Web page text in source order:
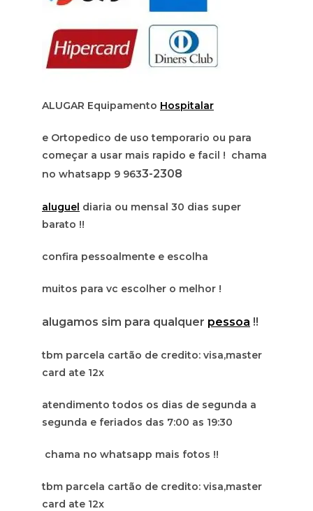
ALUGAR Equipamento Hospitalar
e Ortopedico de uso temporario ou para
começar a usar mais rapido e facil ! chama
no whatsapp 9 9633-2308
aluguel diaria ou mensal 30 dias super
barato !!
confira pessoalmente e escolha
muitos para vc escolher o melhor !
alugamos sim para qualquer pessoa !!
tbm parcela cartão de credito: visa,master
card ate 12x
atendimento todos os dias de segunda a
segunda e feriados das 7:00 as 19:30
chama no whatsapp mais fotos !!
tbm parcela cartão de credito: visa,master
card ate 12x